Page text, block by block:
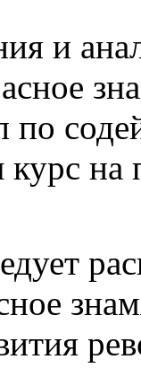
и
по